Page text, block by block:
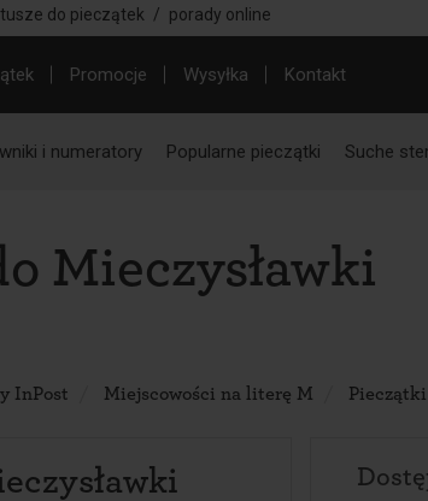
tusze do pieczątek / porady online
Promocje Wysyłka Kontakt
i numeratory Popularne pieczątki Suche
Mieczysławki
InPost Miejscowości na literę M Pieczątki